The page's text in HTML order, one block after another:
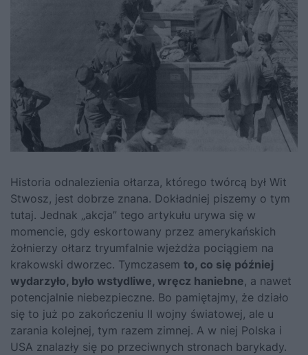
Historia odnalezienia ołtarza, którego twórcą był Wit
Stwosz, jest dobrze znana. Dokładniej piszemy o tym
tutaj. Jednak „akcja” tego artykułu urywa się w
momencie, gdy eskortowany przez amerykańskich
żołnierzy ołtarz tryumfalnie wjeżdża pociągiem na
krakowski dworzec. Tymczasem to, co się później
wydarzyło, było wstydliwe, wręcz haniebne, a nawet
potencjalnie niebezpieczne. Bo pamiętajmy, że działo
się to już po zakończeniu II wojny światowej, ale u
zarania kolejnej, tym razem zimnej. A w niej Polska i
USA znalazły się po przeciwnych stronach barykady.